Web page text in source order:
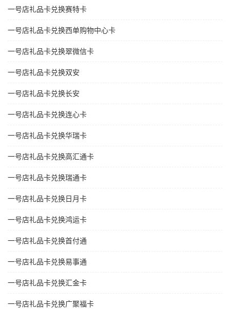
一号店礼品卡兑换赛特卡
一号店礼品卡兑换西单购物中心卡
一号店礼品卡兑换翠微信卡
一号店礼品卡兑换双安
一号店礼品卡兑换长安
一号店礼品卡兑换连心卡
一号店礼品卡兑换华瑞卡
一号店礼品卡兑换高汇通卡
一号店礼品卡兑换瑞通卡
一号店礼品卡兑换日月卡
一号店礼品卡兑换鸿运卡
一号店礼品卡兑换首付通
一号店礼品卡兑换易事通
一号店礼品卡兑换汇金卡
一号店礼品卡兑换广聚福卡